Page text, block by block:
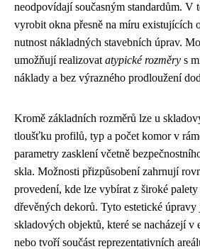
neodpovídají současným standardům. V
vyrobit okna přesně na míru existujících
nutnost nákladných stavebních úprav.
umožňují realizovat atypické rozměry s
náklady a bez výrazného prodloužení
Kromě základních rozměrů lze u
tloušťku profilů, typ a počet komor v
parametry zasklení včetně
skla. Možnosti přizpůsobení zahrnují
provedení, kde lze vybírat z široké
dřevěných dekorů. Tyto estetické úpravy
skladových objektů, které se nacházejí v
nebo tvoří součást reprezentativních